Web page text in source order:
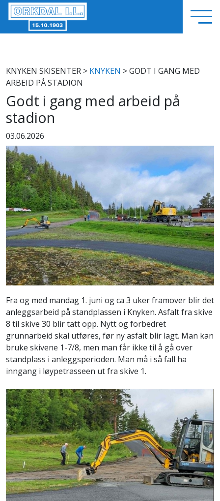
KNYKEN SKISENTER > KNYKEN > GODT I GANG MED
ARBEID PÅ STADION
Godt i gang med arbeid på
stadion
03.06.2026
Fra og med mandag 1. juni og ca 3 uker framover blir det
anleggsarbeid på standplassen i Knyken. Asfalt fra skive
8 til skive 30 blir tatt opp. Nytt og forbedret
grunnarbeid skal utføres, før ny asfalt blir lagt. Man kan
bruke skivene 1-7/8, men man får ikke til å gå over
standplass i anleggsperioden. Man må i så fall ha
inngang i løypetrasseen ut fra skive 1.